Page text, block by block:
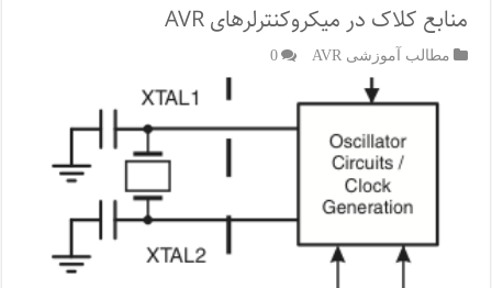
منابع کلاک در میکروکنترلرهای AVR
مطالب آموزشی AVR 0